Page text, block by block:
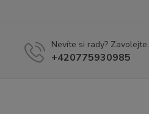
Nevíte si rady? Zavolejte.
+420775930985